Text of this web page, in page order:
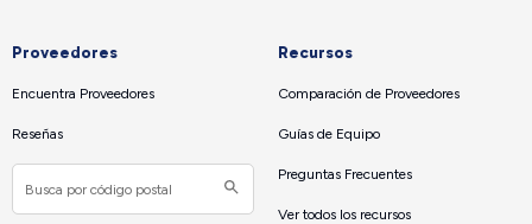
Proveedores
Encuentra Proveedores
Reseñas
Recursos
Comparación de Proveedores
Guías de Equipo
Preguntas Frecuentes
Ver todos los recursos